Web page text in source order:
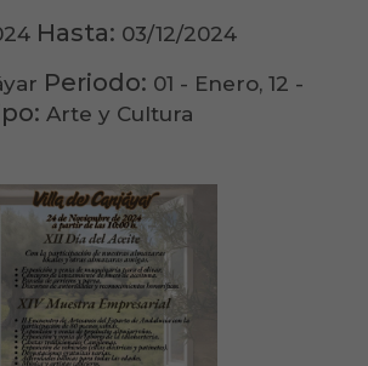
Hasta: 03/12/2024
Periodo: 01 - Enero, 12 -
Arte y Cultura